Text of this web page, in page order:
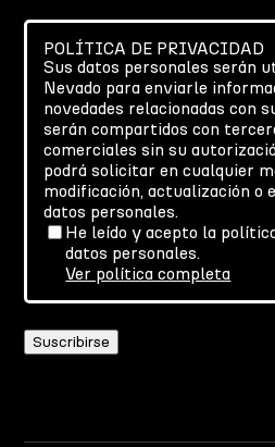
POLÍTICA DE PRIVACIDAD
Sus datos personales serán
Nevado para enviarle
novedades relacionadas con
serán compartidos con
comerciales sin su
podrá solicitar en cualquier
modificación, actualización o
datos personales.
He leído y acepto la
datos personales.
Ver política completa